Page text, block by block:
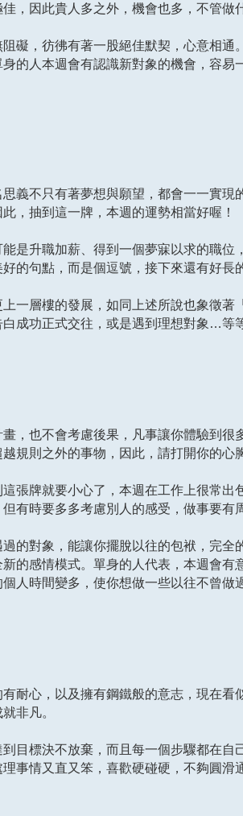
，因此貴人多之外，機會也多，不管做
礙，彷彿有著一股絕佳默契，心意相通
的人本週會有認識新對象的機會，容
義不只有著夢想與願望，都會一一實
，抽到這一牌，本週的運勢相當好喔！
是升職加薪、得到一個夢寐以求的職
的句點，而是個逗號，接下來還有好長
一層樓的發展，如同上述所說也象徵
成功正式交往，或是遇到理想對象…等
，也不會考慮後果，凡事讓你體驗到
規則之外的事物，因此，請打開你的心
張牌就要小心了，本週在工作上很常
有時要多多考慮別人的感受，做事要有
的對象，能讓你擺脫以往的包袱，完
的感情模式。單身的人代表，本週會
人時間變多，使你想做一些以往不曾做
耐心，以及擁有鋼鐵般的意志，現在
非凡。
目標決不放棄，而且每一個步驟都在
事情又直又笨，喜歡硬碰硬，不夠圓滑